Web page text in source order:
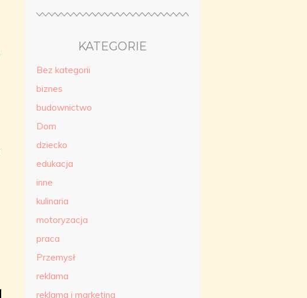
KATEGORIE
Bez kategorii
biznes
budownictwo
Dom
dziecko
edukacja
inne
kulinaria
motoryzacja
praca
Przemysł
reklama
reklama i marketing